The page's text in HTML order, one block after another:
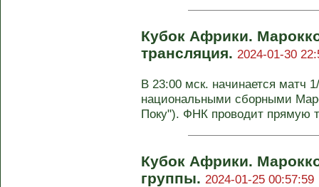
Кубок Африки.
трансляция. 2024-01-30
В 23:00 мск. начинается матч
национальными сборными
Поку"). ФНК проводит прямую
Кубок Африки.
группы. 2024-01-25 00:57:59